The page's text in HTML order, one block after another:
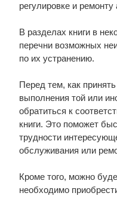
регулировке и ремонту
В разделах книги в
перечни возможных
по их устранению.
Перед тем, как
выполнения той или
обратиться к
книги. Это поможет
трудности
обслуживания или
Кроме того, можно
необходимо